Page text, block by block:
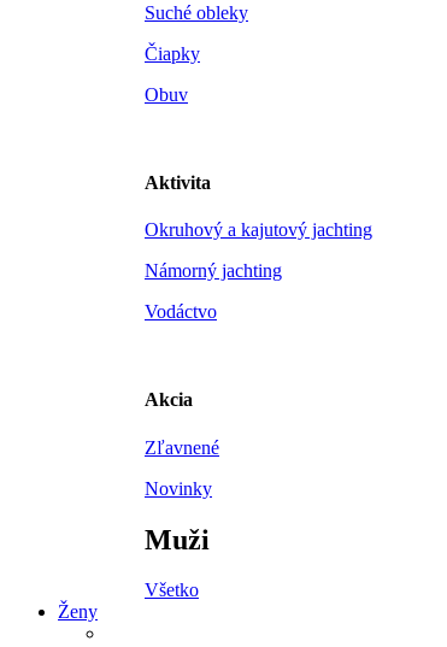
Suché obleky
Čiapky
Obuv
Aktivita
Okruhový a kajutový jachting
Námorný jachting
Vodáctvo
Akcia
Zľavnené
Novinky
Muži
Všetko
Ženy